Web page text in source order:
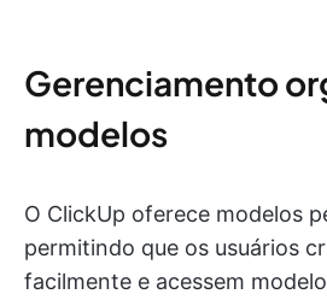
Gerenciamento
modelos
O ClickUp oferece modelos
permitindo que os usuários
facilmente e acessem